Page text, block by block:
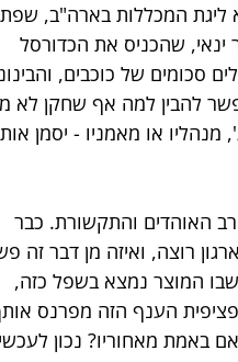
ליגת המכללות בארה"ב,
ינאי, שהכניס את הכדורסל
ב-7 ספרות, הטובים מקבלים סכומים של כוכבים,
להבין למה אף שחקן לא
או מאמניו - יסמן
האוהדים והתקשורת. כבר
רוצה, ואיזה מן דבר זה
המוצר נמצא בשפל כזה,
הענף הזה מפרנס
באמת מאחוריו? נכון